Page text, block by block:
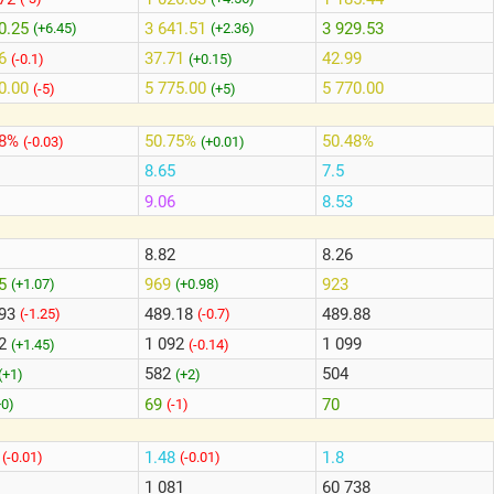
(+6.45)
(-0.1)
(-5)
(-0.03)
(+1.07)
(-1.25)
(+1.45)
(-0.01)
3 641.51 (+2.36)
37.71 (+0.15)
5 775.00 (+5)
50.75%(+0.01)
8.65
9.06
8.82
969(+0.98)
489.18(-0.7)
1 092(-0.14)
582(+2)
69(-1)
1.48(-0.01)
1 081
3 929.53
42.99
5 770.00
50.48%
7.5
8.53
8.26
923
489.88
1 099
504
70
1.8
60 738